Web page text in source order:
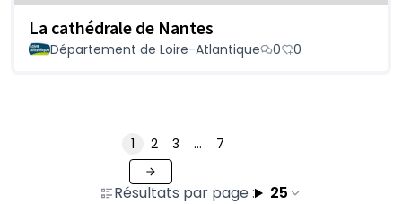
La cathédrale de Nantes
Département de Loire-Atlantique 0 0
Résultats par page : 25
1 2 3 … 7